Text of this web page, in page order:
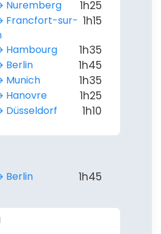
Nuremberg
1h25
Francfort-sur- 1h15
Hambourg 1h35
Berlin 1h45
Munich 1h35
Hanovre 1h25
Düsseldorf 1h10
Berlin
1h45